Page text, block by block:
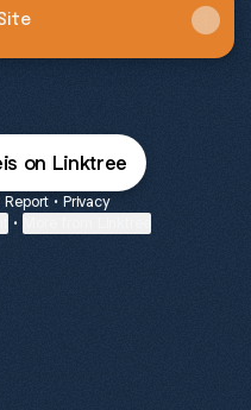
on Linktree
Report • Privacy
•